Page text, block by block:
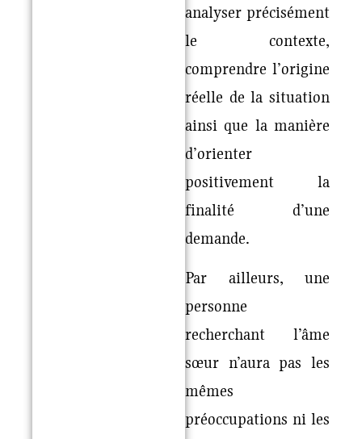
analyser précisément
le contexte,
comprendre l’origine
réelle de la situation
ainsi que la manière
d’orienter
positivement la
finalité d’une
demande.
Par ailleurs, une
personne
recherchant l’âme
sœur n’aura pas les
mêmes
préoccupations ni les